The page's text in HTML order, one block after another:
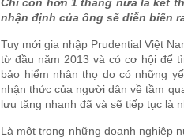
nhận định của ông sẽ diễn biến
Tuy mới gia nhập Prudential Việt
từ đầu năm 2013 và có cơ hội để
bảo hiểm nhân thọ do có những
nhận thức của người dân về tầm
lưu tăng nhanh đã và sẽ tiếp tục là
Là một trong những doanh nghiệp